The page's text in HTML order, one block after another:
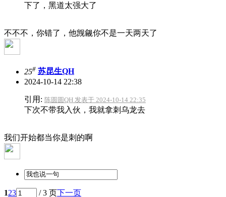
下了，黑道太强大了
不不不，你错了，他觊觎你不是一天两天了
25# 苏昆生QH
2024-10-14 22:38
引用: 陈圆圆QH 发表于 2024-10-14 22:35
下次不带我入伙，我就拿刺乌龙去
我们开始都当你是刺的啊
123 / 3 页下一页